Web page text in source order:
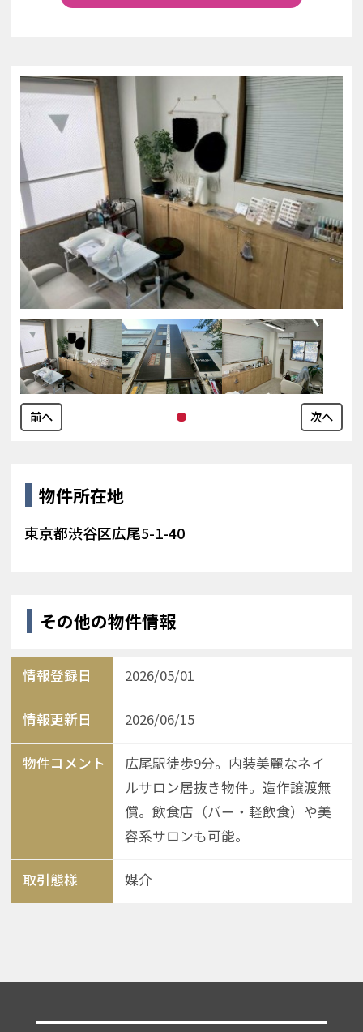
前へ 次へ
物件所在地
東京都渋谷区広尾5-1-40
その他の物件情報
情報登録日 2026/05/01
情報更新日 2026/06/15
物件コメント
広尾駅徒歩9分。内装美麗なネイ
ルサロン居抜き物件。造作譲渡無
償。飲食店（バー・軽飲食）や美
容系サロンも可能。
取引態様 媒介